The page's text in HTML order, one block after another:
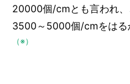
20000個/cmとも言われ
3500～5000個/cmをはる
（※）